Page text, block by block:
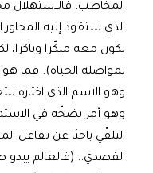
المخاطب. فالاستهلال
الذي ستقود إليه
يكون معه مبكّرا وباكرا،
لمواصلة الحياة). فما
وهو الاسم الذي اختاره
وهو أمر يضخّه في
التلقّي باحثا عن تفاعل
القصدي.. (فالعالم يبدو